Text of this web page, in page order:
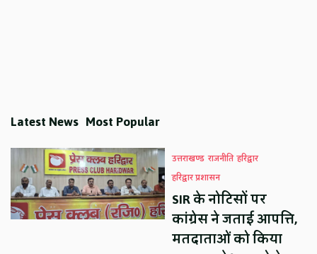
Latest News Most Popular
उत्तराखण्ड राजनीति हरिद्वार
हरिद्वार प्रशासन
SIR के नोटिसों पर
कांग्रेस ने जताई आपत्ति,
मतदाताओं को किया